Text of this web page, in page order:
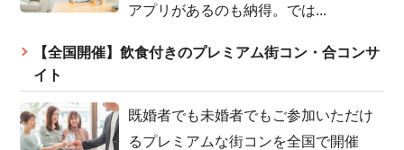
アプリがあるのも納得。では...
【全国開催】飲食付きのプレミアム街コン・合コンサ
イト
既婚者でも未婚者でもご参加いただけ
るプレミアムな街コンを全国で開催